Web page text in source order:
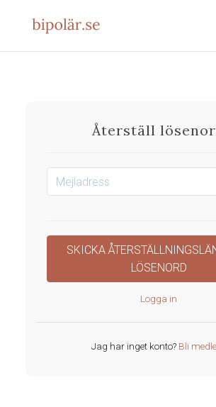
Återställ
Logga in
Jag har inget konto? Bli